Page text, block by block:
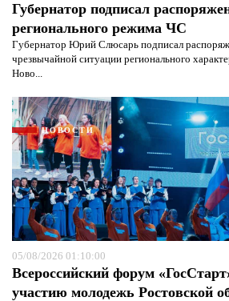
Губернатор подписал
регионального режима ЧС
Губернатор Юрий Слюсарь подписал
чрезвычайной ситуации регионального
Ново...
НОВОСТИ
05/08/2026 01:10:00
Всероссийский форум
участию молодежь Ростовской